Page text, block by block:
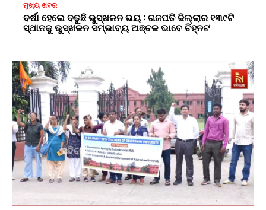
ମୁଖ୍ୟ ଖବର
ବର୍ଷା ହେଲେ ବଢୁଛି ଭୁସ୍ଖଳନ ଭୟ : ଗଜପତି ଜିଲ୍ଲାର ୧୩୯ଟି
ସ୍ଥାନକୁ ଭୁସ୍ଖଳନ ସମ୍ଭାବ୍ୟ ଅଞ୍ଚଳ ଭାବେ ଚିହ୍ନଟ